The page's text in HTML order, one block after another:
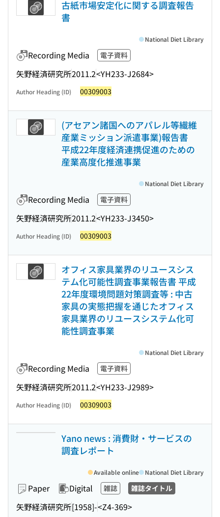
古紙市場安定化に関する調査報告
書
Recording Media 電子資料
矢野経済研究所2011.2<YH233-J2684>
National Diet Library
Author Heading (ID) 00309003
(アセアン諸国へのアパレル等繊維
産業ミッション派遣事業)報告書
平成22年度経済連携促進のための
産業高度化推進事業
Recording Media 電子資料
矢野経済研究所2011.2<YH233-J3450>
National Diet Library
Author Heading (ID) 00309003
オフィス家具業界のリユースシス
テム化可能性調査事業報告書 平成
22年度環境問題対策調査等 : 中古
家具の実態把握を通じたオフィス
家具業界のリユースシステム化可
能性調査事業
Recording Media 電子資料
矢野経済研究所2011.2<YH233-J2989>
National Diet Library
Author Heading (ID) 00309003
Yano news : 消費財・サービスの
調査レポート
Paper Digital 雑誌 雑誌タイトル
矢野経済研究所[1958]-<Z4-369>
Available online National Diet Library